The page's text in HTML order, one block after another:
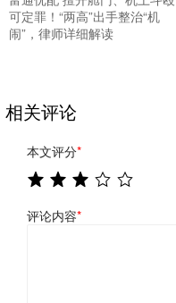
可定罪！“两高”出手整治“机
闹”，律师详细解读
相关评论
本文评分*
评论内容*